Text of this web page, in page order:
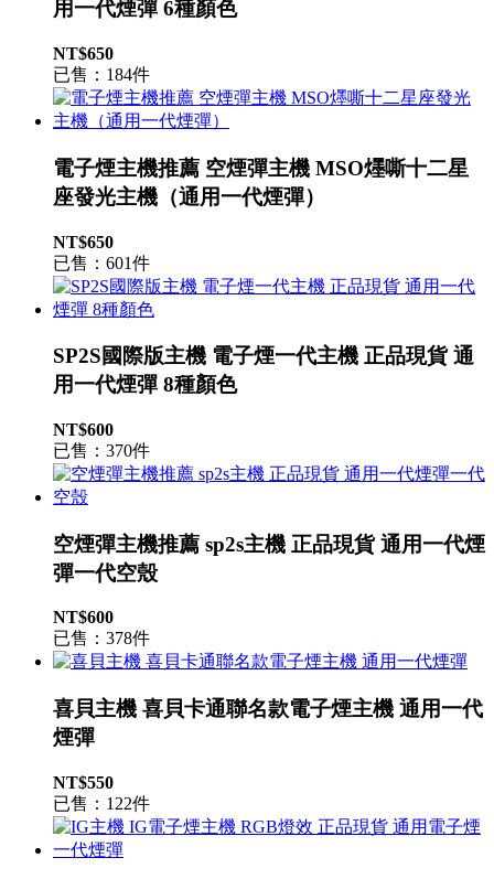
用一代煙彈 6種顏色
NT$650
已售：184件
電子煙主機推薦 空煙彈主機 MSO爅嘶十二星
座發光主機（通用一代煙彈）
NT$650
已售：601件
SP2S國際版主機 電子煙一代主機 正品現貨 通
用一代煙彈 8種顏色
NT$600
已售：370件
空煙彈主機推薦 sp2s主機 正品現貨 通用一代煙
彈一代空殼
NT$600
已售：378件
喜貝主機 喜貝卡通聯名款電子煙主機 通用一代
煙彈
NT$550
已售：122件